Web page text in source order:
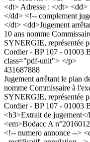
<dt> Adresse : </dt>
</dd> <!-- complement
</dt> <dd>Jugement
10 ans nomme
SYNERGIE, représentée
Cordier - BP 107 - 01003
class="pdf-unit"> </p>
431687888
Jugement arrêtant le plan
nomme Commissaire à
SYNERGIE, représentée
Cordier - BP 107 - 01003
<h3>Extrait de
<em>Bodacc A
<!-- numero annonce -->